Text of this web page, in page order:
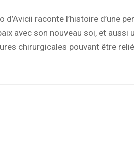
d’Avicii raconte l’histoire d’une
avec son nouveau soi, et
chirurgicales pouvant être